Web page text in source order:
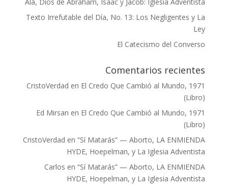
Texto Irrefutable del Día, No. 13: Los Negligentes y La
Ley
El Catecismo del Converso
Comentarios recientes
CristoVerdad en El Credo Que Cambió al Mundo, 1971
(Libro)
Ed Mirsan en El Credo Que Cambió al Mundo, 1971
(Libro)
CristoVerdad en“Sí Matarás” — Aborto, LA ENMIENDA
HYDE, Hoepelman, y La Iglesia Adventista
Carlos en“Sí Matarás” — Aborto, LA ENMIENDA
HYDE, Hoepelman, y La Iglesia Adventista